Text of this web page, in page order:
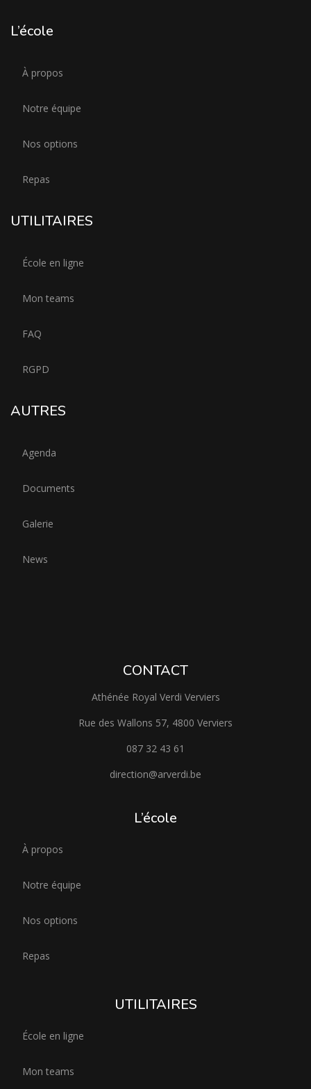
L’école
À propos
Notre équipe
Nos options
Repas
UTILITAIRES
École en ligne
Mon teams
FAQ
RGPD
AUTRES
Agenda
Documents
Galerie
News
CONTACT
Athénée Royal Verdi Verviers
Rue des Wallons 57, 4800 Verviers
087 32 43 61
direction@arverdi.be
L’école
À propos
Notre équipe
Nos options
Repas
UTILITAIRES
École en ligne
Mon teams